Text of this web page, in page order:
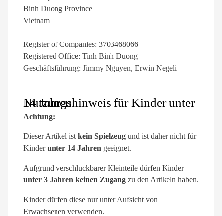
Binh Duong Province
Vietnam
Register of Companies: 3703468066
Registered Office: Tinh Binh Duong
Geschäftsführung: Jimmy Nguyen, Erwin Negeli
Nutzungshinweis für Kinder unter 14 Jahren
Achtung:
Dieser Artikel ist kein Spielzeug und ist daher nicht für
Kinderunter 14 Jahren geeignet.
Aufgrund verschluckbarer Kleinteile dürfen Kinder
unter 3 Jahren keinen Zugang zu den Artikeln haben.
Kinder dürfen diese nur unter Aufsicht von
Erwachsenen verwenden.